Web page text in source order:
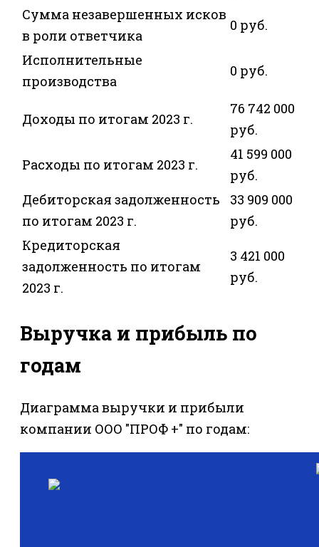
Сумма незавершенных исков
в роли ответчика
0 руб.
Исполнительные
производства
0 руб.
Доходы по итогам 2023 г.
76 742 000
руб.
Расходы по итогам 2023 г.
41 599 000
руб.
Дебиторская задолженность
по итогам 2023 г.
33 909 000
руб.
Кредиторская
задолженность по итогам
2023 г.
3 421 000
руб.
Выручка и прибыль по
годам
Диаграмма выручки и прибыли
компании ООО "ПРОФ +" по годам: